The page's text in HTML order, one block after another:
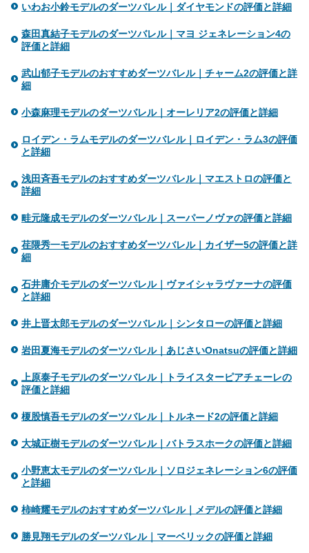
いわお小鈴モデルのダーツバレル｜ダイヤモンドの評価と詳細
森田真結子モデルのダーツバレル｜マヨ ジェネレーション4の
評価と詳細
武山郁子モデルのおすすめダーツバレル｜チャーム2の評価と詳
細
小森麻理モデルのダーツバレル｜オーレリア2の評価と詳細
ロイデン・ラムモデルのダーツバレル｜ロイデン・ラム3の評価
と詳細
浅田斉吾モデルのおすすめダーツバレル｜マエストロの評価と
詳細
畦元隆成モデルのダーツバレル｜スーパーノヴァの評価と詳細
荏隈秀一モデルのおすすめダーツバレル｜カイザー5の評価と詳
細
石井庸介モデルのダーツバレル｜ヴァイシャラヴァーナの評価
と詳細
井上晋太郎モデルのダーツバレル｜シンタローの評価と詳細
岩田夏海モデルのダーツバレル｜あじさいOnatsuの評価と詳細
上原泰子モデルのダーツバレル｜トライスターピアチェーレの
評価と詳細
榎股慎吾モデルのダーツバレル｜トルネード2の評価と詳細
大城正樹モデルのダーツバレル｜バトラスホークの評価と詳細
小野恵太モデルのダーツバレル｜ソロジェネレーション6の評価
と詳細
柿崎耀モデルのおすすめダーツバレル｜メデルの評価と詳細
勝見翔モデルのダーツバレル｜マーベリックの評価と詳細